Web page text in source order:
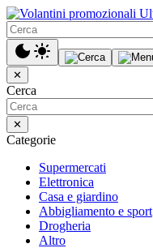
✕
Cerca
✕
Categorie
Supermercati
Elettronica
Casa e giardino
Abbigliamento e sport
Drogheria
Altro